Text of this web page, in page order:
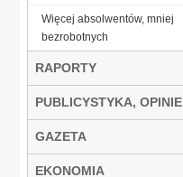
Więcej absolwentów, mniej
bezrobotnych
RAPORTY
PUBLICYSTYKA, OPINIE
GAZETA
EKONOMIA